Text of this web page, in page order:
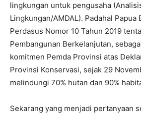
lingkungan untuk pengusaha
Lingkungan/AMDAL). Padahal Papua
Perdasus Nomor 10 Tahun 2019
Pembangunan Berkelanjutan,
komitmen Pemda Provinsi atas
Provinsi Konservasi, sejak 29
melindungi 70% hutan dan 90%
Sekarang yang menjadi pertanyaan